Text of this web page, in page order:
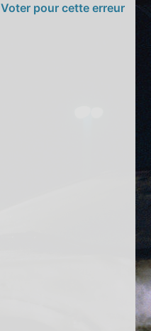
Voter pour cette erreur